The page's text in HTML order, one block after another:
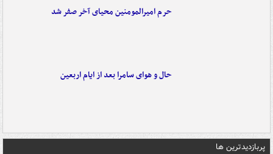
حرم امیرالمومنین محیای آخر صفر شد
حال و هوای سامرا بعد از ایام اربعین
پربازدیدترین ها